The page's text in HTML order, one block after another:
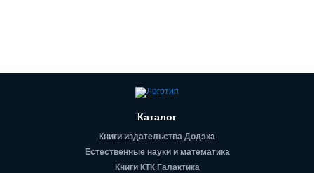
Каталог
Книги издательства Додэка
Естественные науки и математика
Книги КТК Галактика